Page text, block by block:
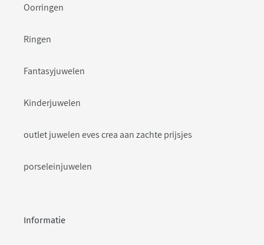
Oorringen
Ringen
Fantasyjuwelen
Kinderjuwelen
outlet juwelen eves crea aan zachte prijsjes
porseleinjuwelen
Informatie